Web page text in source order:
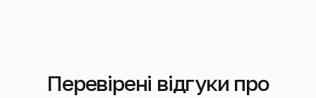
Перевірені відгуки про